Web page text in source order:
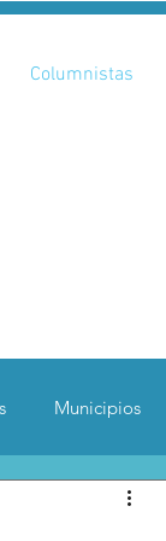
Columnistas
Municipios